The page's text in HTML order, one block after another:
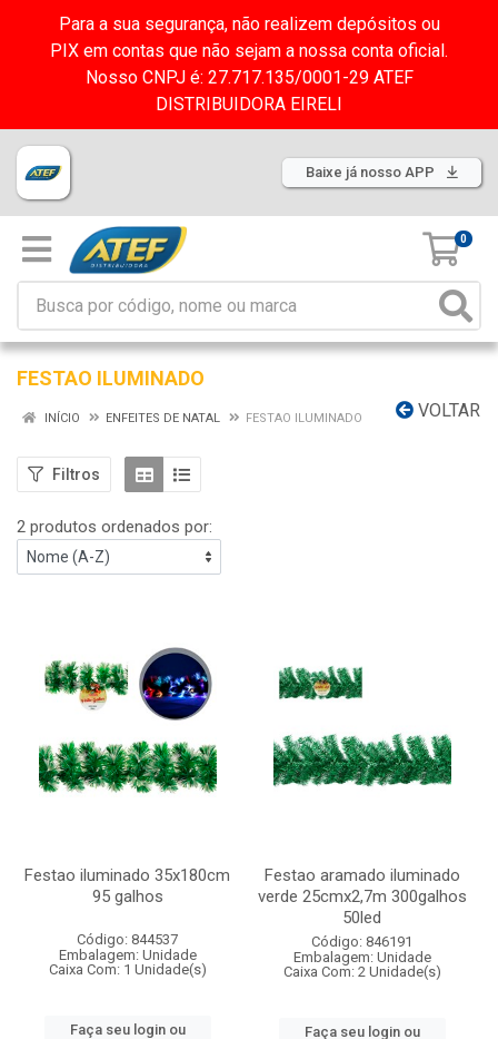
Para a sua segurança, não realizem depósitos ou
PIX em contas que não sejam a nossa conta oficial.
Nosso CNPJ é: 27.717.135/0001-29 ATEF
DISTRIBUIDORA EIRELI
Baixe já nosso APP
0
FESTAO ILUMINADO
VOLTAR
INÍCIO ENFEITES DE NATAL FESTAO ILUMINADO
Filtros
2 produtos ordenados por:
Festao iluminado 35x180cm
95 galhos
Código: 844537
Embalagem: Unidade
Caixa Com: 1 Unidade(s)
Faça seu login ou
Festao aramado iluminado
verde 25cmx2,7m 300galhos
50led
Código: 846191
Embalagem: Unidade
Caixa Com: 2 Unidade(s)
Faça seu login ou